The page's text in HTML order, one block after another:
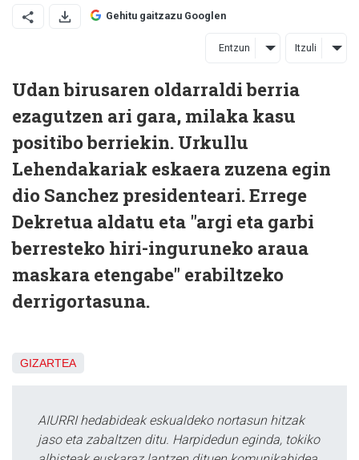
Gehitu gaitzazu Googlen
Entzun Itzuli
Udan birusaren oldarraldi berria
ezagutzen ari gara, milaka kasu
positibo berriekin. Urkullu
Lehendakariak eskaera zuzena egin
dio Sanchez presidenteari. Errege
Dekretua aldatu eta "argi eta garbi
berresteko hiri-inguruneko araua
maskara etengabe" erabiltzeko
derrigortasuna.
GIZARTEA
AIURRI hedabideak eskualdeko nortasun hitzak
jaso eta zabaltzen ditu. Harpidedun eginda, tokiko